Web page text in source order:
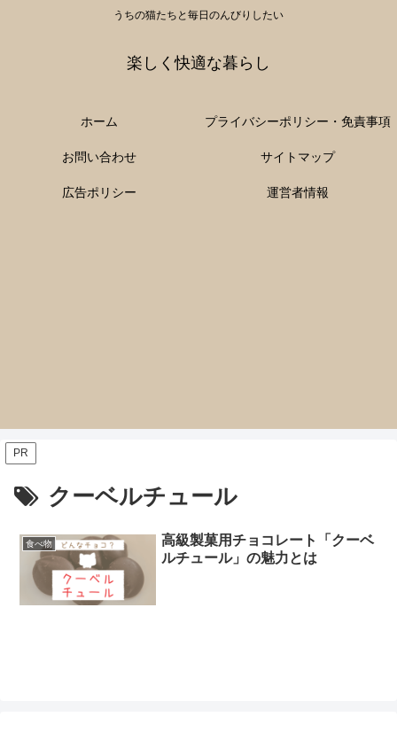
うちの猫たちと毎日のんびりしたい
楽しく快適な暮らし
ホーム プライバシーポリシー・免責事項
お問い合わせ サイトマップ
広告ポリシー 運営者情報
PR
クーベルチュール
食べ物
高級製菓用チョコレート「クーベ
ルチュール」の魅力とは